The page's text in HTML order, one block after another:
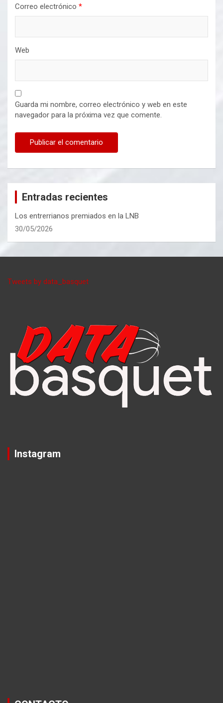
Correo electrónico *
Web
Guarda mi nombre, correo electrónico y web en este
navegador para la próxima vez que comente.
Entradas recientes
Los entrerrianos premiados en la LNB
30/05/2026
Tweets by data_basquet
Instagram